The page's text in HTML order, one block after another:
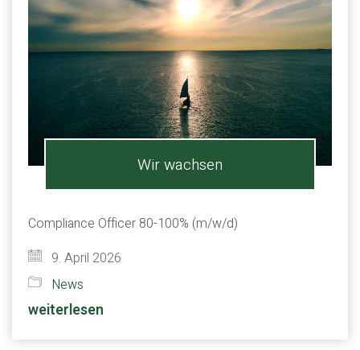
Wir wachsen
Compliance Officer 80-100% (m/w/d)
9. April 2026
News
weiterlesen